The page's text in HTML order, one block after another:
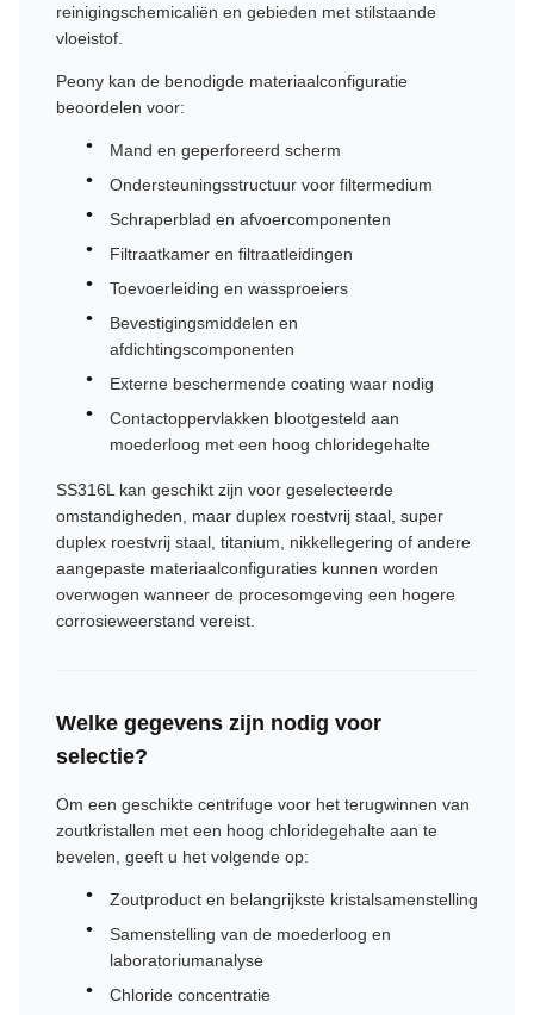
reinigingschemicaliën en gebieden met stilstaande
vloeistof.
Peony kan de benodigde materiaalconfiguratie
beoordelen voor:
Mand en geperforeerd scherm
Ondersteuningsstructuur voor filtermedium
Schraperblad en afvoercomponenten
Filtraatkamer en filtraatleidingen
Toevoerleiding en wassproeiers
Bevestigingsmiddelen en
afdichtingscomponenten
Externe beschermende coating waar nodig
Contactoppervlakken blootgesteld aan
moederloog met een hoog chloridegehalte
SS316L kan geschikt zijn voor geselecteerde
omstandigheden, maar duplex roestvrij staal, super
duplex roestvrij staal, titanium, nikkellegering of andere
aangepaste materiaalconfiguraties kunnen worden
overwogen wanneer de procesomgeving een hogere
corrosieweerstand vereist.
Welke gegevens zijn nodig voor
selectie?
Om een ​​geschikte centrifuge voor het terugwinnen van
zoutkristallen met een hoog chloridegehalte aan te
bevelen, geeft u het volgende op:
Zoutproduct en belangrijkste kristalsamenstelling
Samenstelling van de moederloog en
laboratoriumanalyse
Chloride concentratie